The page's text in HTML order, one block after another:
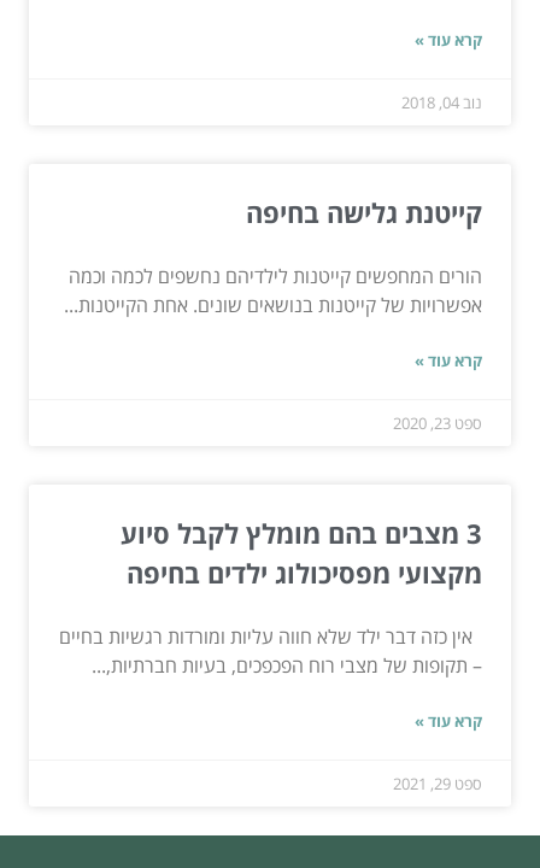
קרא עוד »
נוב 04, 2018
קייטנת גלישה בחיפה
הורים המחפשים קייטנות לילדיהם נחשפים לכמה וכמה
אפשרויות של קייטנות בנושאים שונים. אחת הקייטנות...
קרא עוד »
ספט 23, 2020
3 מצבים בהם מומלץ לקבל סיוע
מקצועי מפסיכולוג ילדים בחיפה
אין כזה דבר ילד שלא חווה עליות ומורדות רגשיות בחיים
– תקופות של מצבי רוח הפכפכים, בעיות חברתיות,...
קרא עוד »
ספט 29, 2021